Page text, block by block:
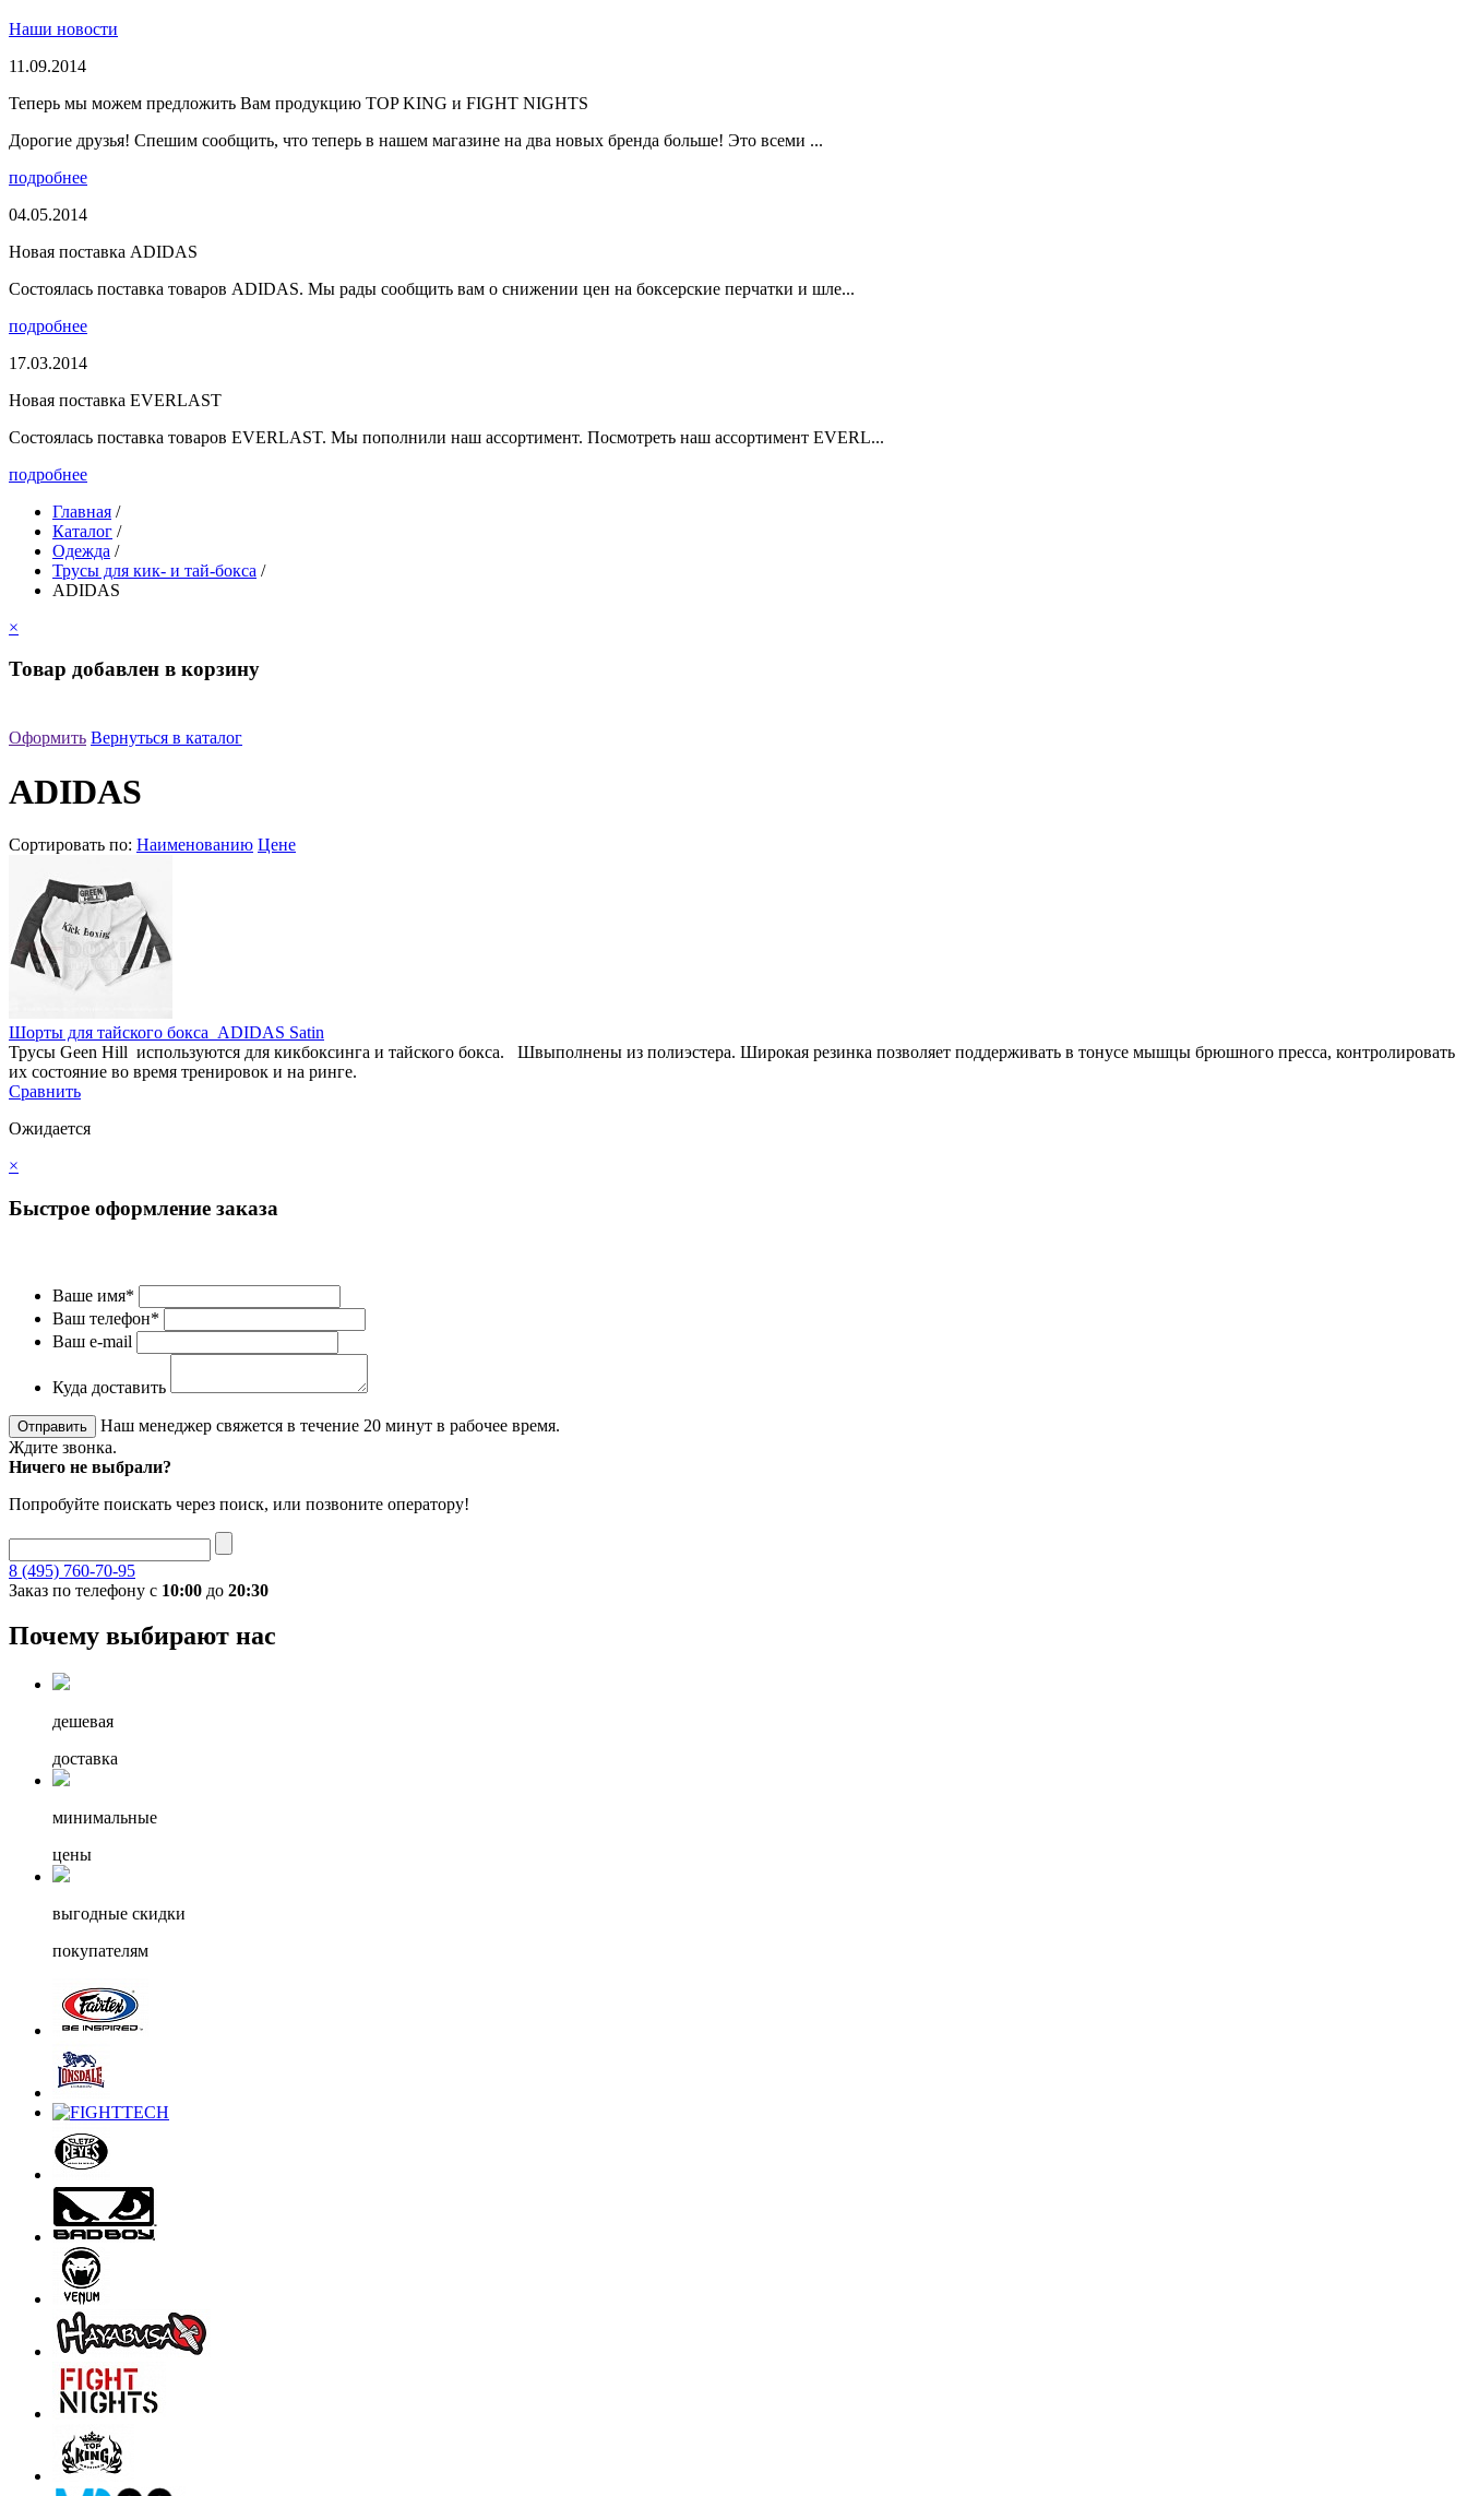
Наши новости
11.09.2014
Теперь мы можем предложить Вам продукцию TOP KING и FIGHT NIGHTS
Дорогие друзья! Спешим сообщить, что теперь в нашем магазине на два новых бренда больше! Это всеми ...
подробнее
04.05.2014
Новая поставка ADIDAS
Состоялась поставка товаров ADIDAS. Мы рады сообщить вам о снижении цен на боксерские перчатки и шле...
подробнее
17.03.2014
Новая поставка EVERLAST
Состоялась поставка товаров EVERLAST. Мы пополнили наш ассортимент. Посмотреть наш ассортимент EVERL...
подробнее
Главная /
Каталог /
Одежда /
Трусы для кик- и тай-бокса /
ADIDAS
×
Товар добавлен в корзину
Оформить Вернуться в каталог
ADIDAS
Сортировать по: Наименованию Цене
Шорты для тайского бокса ADIDAS Satin
Трусы Geen Hill используются для кикбоксинга и тайского бокса. Швыполнены из полиэстера. Широкая резинка позволяет поддерживать в тонусе мышцы брюшного пресса, контролировать
их состояние во время тренировок и на ринге.
Сравнить
Ожидается
×
Быстрое оформление заказа
Ваше имя*
Ваш телефон*
Ваш e-mail
Куда доставить
Наш менеджер свяжется в течение 20 минут в рабочее время.
Ждите звонка.
Ничего не выбрали?
Попробуйте поискать через поиск, или позвоните оператору!
8 (495) 760-70-95
Заказ по телефону с 10:00 до 20:30
Почему выбирают нас
дешевая
доставка
минимальные
цены
выгодные скидки
покупателям